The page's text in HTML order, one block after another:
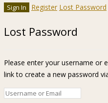
Register Lost Password
Lost Password
Please enter your username or
link to create a new password